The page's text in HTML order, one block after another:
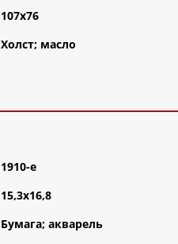
107х76
Холст; масло
1910-е
15,3х16,8
Бумага; акварель